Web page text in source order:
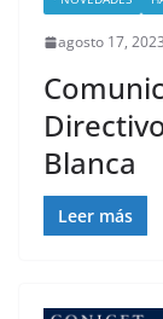
agosto 17, 2023
Blanca
Leer más